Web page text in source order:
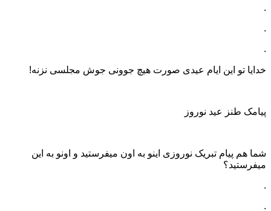
.
.
.
خدایا تو این ایام عیدی صورت هیچ جوونی جوش مجلسی نزنه!
پیامک طنز عید نوروز
شما هم پیام تبریک نوروزی اینو به اون میفرستید و اونو به این
میفرستید؟
.
.